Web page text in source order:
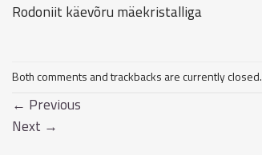
Rodoniit käevõru mäekristalliga
Both comments and trackbacks are currently closed.
← Previous
Next →